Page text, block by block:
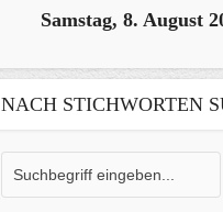
Samstag, 8. August
NACH STICHWORTEN